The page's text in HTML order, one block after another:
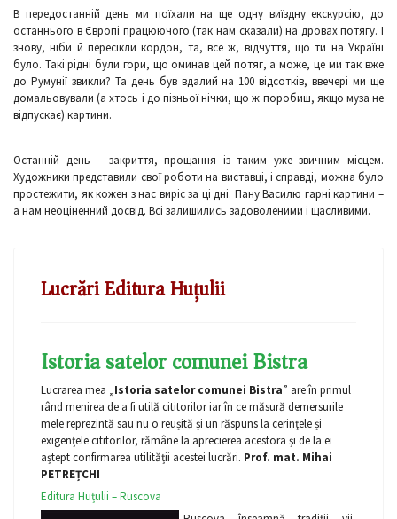
В передостанній день ми поїхали на ще одну виїздну екскурсію, до
останнього в Європі працюючого (так нам сказали) на дровах потягу. І
знову, ніби й пересікли кордон, та, все ж, відчуття, що ти на Україні
було. Такі рідні були гори, що оминав цей потяг, а може, це ми так вже
до Румунії звикли? Та день був вдалий на 100 відсотків, ввечері ми ще
домальовували (а хтось і до пізньої нічки, що ж поробиш, якщо муза не
відпускає) картини.
Останній день – закриття, прощання із таким уже звичним місцем.
Художники представили свої роботи на виставці, і справді, можна було
простежити, як кожен з нас виріс за ці дні. Пану Василю гарні картини –
а нам неоціненний досвід. Всі залишились задоволеними і щасливими.
Lucrări Editura Huțulii
Istoria satelor comunei Bistra
Lucrarea mea „Istoria satelor comunei Bistra” are în primul
rând menirea de a fi utilă cititorilor iar în ce măsură demersurile
mele reprezintă sau nu o reușită și un răspuns la cerinţele și
exigenţele cititorilor, rămâne la aprecierea acestora și de la ei
aștept confirmarea utilității acestei lucrări. Prof. mat. Mihai
PETREȚCHI
Editura Huțulii – Ruscova